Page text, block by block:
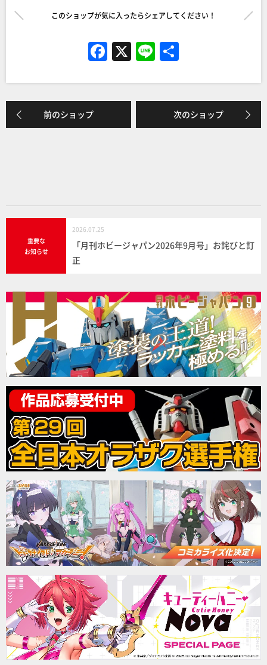
このショップが気に入ったらシェアしてください！
F
a
c
e
b
X Li
n
e
前のショップ 次のショップ
重要な
お知らせ
2026.07.25
「月刊ホビージャパン2026年9月号」お詫びと訂
正